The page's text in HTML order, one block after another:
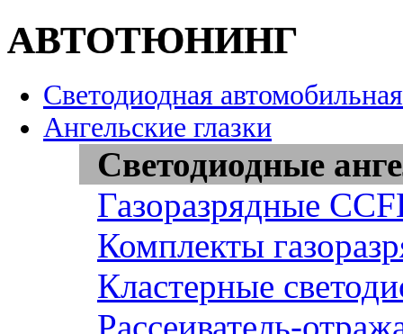
АВТОТЮНИНГ
Светодиодная
Ангельские глазки
Светодиодные
Газоразрядные
Комплекты
Кластерные